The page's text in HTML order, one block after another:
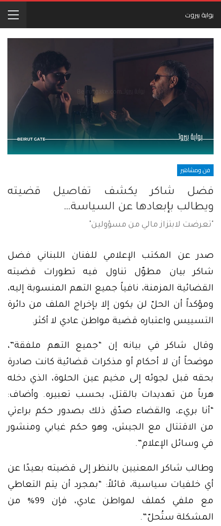
بوابة بيروت
فن ومشاهير
فضل شاكر يكشف تفاصيل قضيته
ويطالب بإبعادها عن السياسة…
"تعرضت لابتزاز مالي من مسؤولين"
صدر عن المكتب الإعلامي للفنان اللبناني فضل
شاكر بيان مطوّل تناول فيه تطورات قضيته
القضائية المزمنة، نافياً جميع التهم المنسوبة إليه،
ومؤكداً أن الحلّ لن يكون إلا بإخراج الملف من دائرة
التسييس واعتباره قضية مواطن عادي لا أكثر.
وقال شاكر في بيانه إن “جميع التهم ملفقة”،
موضحاً أن لا أحكام أو مذكرات قضائية كانت صادرة
بحقه قبل لجوئه إلى مخيم عين الحلوة، الذي دخله
هرباً من تهديدات بالقتل، بحسب تعبيره. وأضاف:
“أنا بريء، والقضاء صدّق ذلك بصدور حكم براءتي
من الاقتتال مع الجيش، وهو حكم غيابي ومنشور
في وسائل الإعلام”.
وطالب شاكر المعنيين بالنظر إلى قضيته بعيدًا عن
أي خلفيات سياسية، قائلاً: “بمجرد أن يتم التعاطي
مع ملفي كملف لمواطن عادي، فإن 99% من
المشكلة ستُحلّ”.